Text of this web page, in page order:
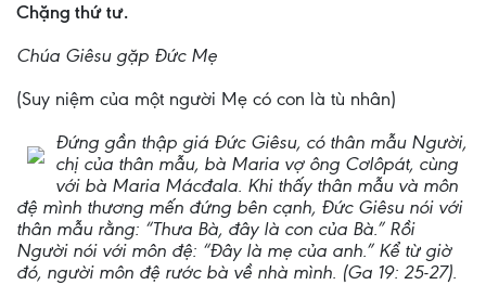
Chặng thứ tư.
Chúa Giêsu gặp Đức Mẹ
(Suy niệm của một người Mẹ có con là tù nhân)
Đứng gần thập giá Đức Giêsu, có thân mẫu Người,
chị của thân mẫu, bà Maria vợ ông Cơlôpát, cùng
với bà Maria Mácđala. Khi thấy thân mẫu và môn
đệ mình thương mến đứng bên cạnh, Đức Giêsu nói với
thân mẫu rằng: “Thưa Bà, đây là con của Bà.” Rồi
Người nói với môn đệ: “Đây là mẹ của anh.” Kể từ giờ
đó, người môn đệ rước bà về nhà mình. (Ga 19: 25-27).